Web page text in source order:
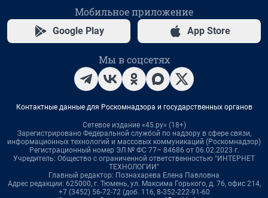
Мобильное приложение
Google Play App Store
Мы в соцсетях
Контактные данные для Роскомнадзора и государственных органов
Сетевое издание «45.ру» (18+)
Зарегистрировано Федеральной службой по надзору в сфере связи,
информационных технологий и массовых коммуникаций (Роскомнадзор)
Регистрационный номер ЭЛ № ФС 77– 84686 от 06.02.2023 г.
Учредитель: Общество с ограниченной ответственностью "ИНТЕРНЕТ
ТЕХНОЛОГИИ"
Главный редактор: Познахарева Елена Павловна
Адрес редакции: 625000, г. Тюмень, ул. Максима Горького, д. 76, офис 214,
+7 (3452) 56-72-72 (доб. 116, 8-352-222-91-60